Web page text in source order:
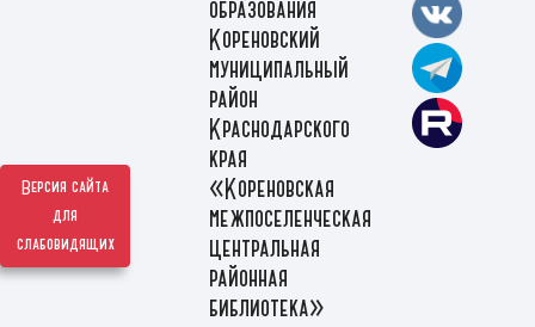
Версия сайта
для
слабовидящих
образования
Кореновский
муниципальный
район
Краснодарского
края
«Кореновская
межпоселенческая
центральная
районная
библиотека»